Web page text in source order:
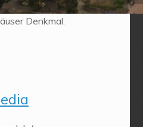
Denkmal: